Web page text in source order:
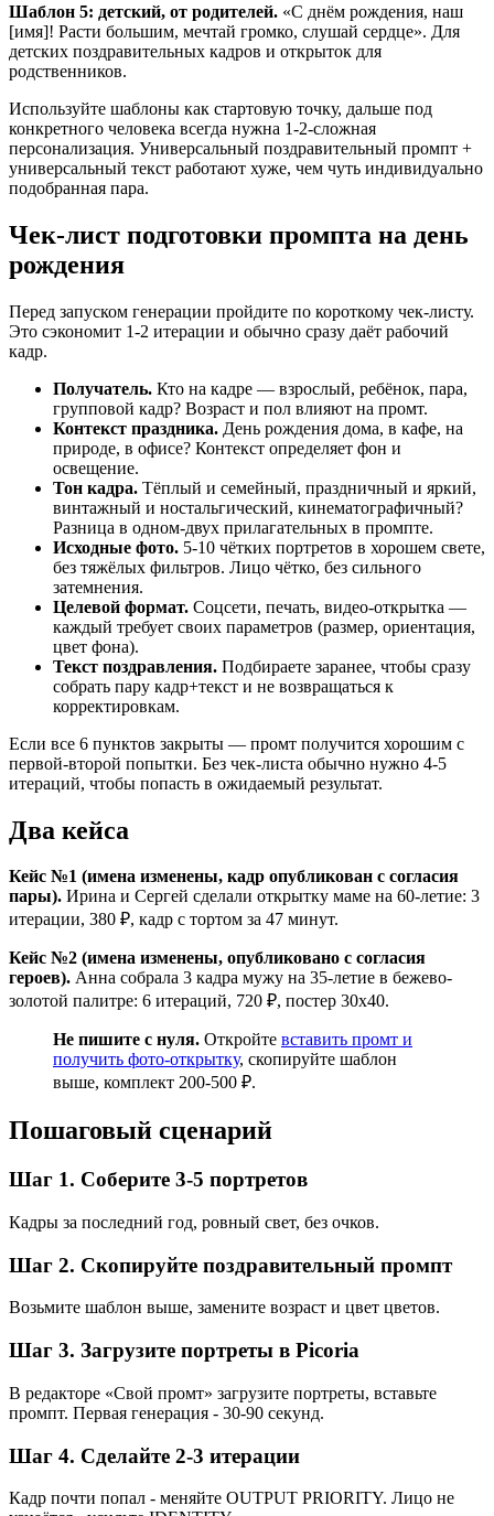
Шаблон 5: детский, от родителей. «С днём рождения, наш
[имя]! Расти большим, мечтай громко, слушай сердце». Для
детских поздравительных кадров и открыток для
родственников.
Используйте шаблоны как стартовую точку, дальше под
конкретного человека всегда нужна 1-2-сложная
персонализация. Универсальный поздравительный промпт +
универсальный текст работают хуже, чем чуть индивидуально
подобранная пара.
Чек-лист подготовки промпта на день
рождения
Перед запуском генерации пройдите по короткому чек-листу.
Это сэкономит 1-2 итерации и обычно сразу даёт рабочий
кадр.
Получатель. Кто на кадре — взрослый, ребёнок, пара,
групповой кадр? Возраст и пол влияют на промт.
Контекст праздника. День рождения дома, в кафе, на
природе, в офисе? Контекст определяет фон и
освещение.
Тон кадра. Тёплый и семейный, праздничный и яркий,
винтажный и ностальгический, кинематографичный?
Разница в одном-двух прилагательных в промпте.
Исходные фото. 5-10 чётких портретов в хорошем свете,
без тяжёлых фильтров. Лицо чётко, без сильного
затемнения.
Целевой формат. Соцсети, печать, видео-открытка —
каждый требует своих параметров (размер, ориентация,
цвет фона).
Текст поздравления. Подбираете заранее, чтобы сразу
собрать пару кадр+текст и не возвращаться к
корректировкам.
Если все 6 пунктов закрыты — промт получится хорошим с
первой-второй попытки. Без чек-листа обычно нужно 4-5
итераций, чтобы попасть в ожидаемый результат.
Два кейса
Кейс №1 (имена изменены, кадр опубликован с согласия
пары). Ирина и Сергей сделали открытку маме на 60-летие: 3
итерации, 380 ₽, кадр с тортом за 47 минут.
Кейс №2 (имена изменены, опубликовано с согласия
героев). Анна собрала 3 кадра мужу на 35-летие в бежево-
золотой палитре: 6 итераций, 720 ₽, постер 30x40.
Не пишите с нуля. Откройте вставить промт и
получить фото-открытку, скопируйте шаблон
выше, комплект 200-500 ₽.
Пошаговый сценарий
Шаг 1. Соберите 3-5 портретов
Кадры за последний год, ровный свет, без очков.
Шаг 2. Скопируйте поздравительный промпт
Возьмите шаблон выше, замените возраст и цвет цветов.
Шаг 3. Загрузите портреты в Picoria
В редакторе «Свой промт» загрузите портреты, вставьте
промпт. Первая генерация - 30-90 секунд.
Шаг 4. Сделайте 2-3 итерации
Кадр почти попал - меняйте OUTPUT PRIORITY. Лицо не